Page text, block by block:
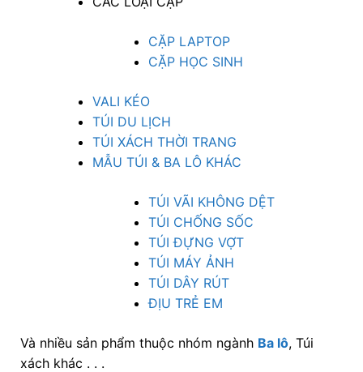
CẶP LAPTOP
CẶP HỌC SINH
VALI KÉO
TÚI DU LỊCH
TÚI XÁCH THỜI TRANG
MẪU TÚI & BA LÔ KHÁC
TÚI VÃI KHÔNG DỆT
TÚI CHỐNG SỐC
TÚI ĐỰNG VỢT
TÚI MÁY ẢNH
TÚI DÂY RÚT
ĐỊU TRẺ EM
Và nhiều sản phẩm thuộc nhóm ngành Ba lô, Túi
xách khác . . .